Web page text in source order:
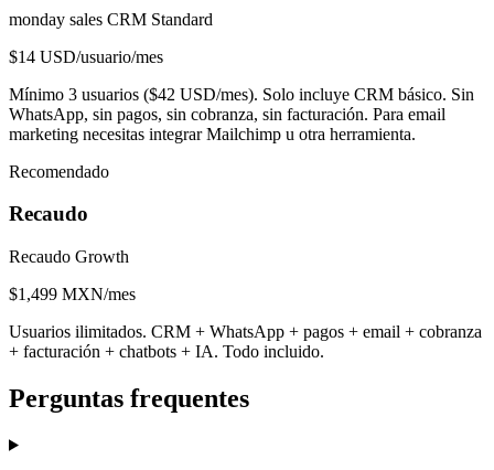
monday sales CRM Standard
$14 USD/usuario/mes
Mínimo 3 usuarios ($42 USD/mes). Solo incluye CRM básico. Sin
WhatsApp, sin pagos, sin cobranza, sin facturación. Para email
marketing necesitas integrar Mailchimp u otra herramienta.
Recomendado
Recaudo
Recaudo Growth
$1,499 MXN/mes
Usuarios ilimitados. CRM + WhatsApp + pagos + email + cobranza
+ facturación + chatbots + IA. Todo incluido.
Perguntas frequentes